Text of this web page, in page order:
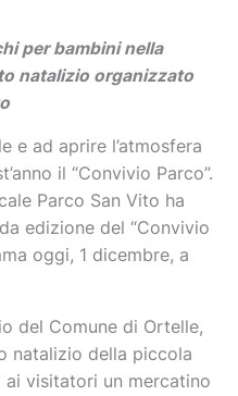
per bambini nella
natalizio organizzato
e ad aprire l’atmosfera
il “Convivio Parco”.
Parco San Vito ha
edizione del “Convivio
oggi, 1 dicembre, a
del Comune di Ortelle,
natalizio della piccola
visitatori un mercatino